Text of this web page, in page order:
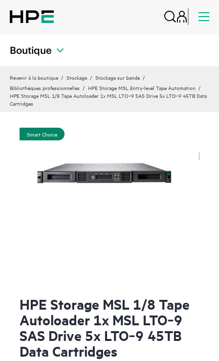
Boutique
Revenir à la boutique Stockage
Stockage sur bande
Bibliothèques professionnelles
HPE Storage MSL Entry-level Tape Automation
HPE Storage MSL 1/8 Tape Autoloader 1x MSL LTO‑9 SAS Drive 5x LTO‑9 45TB Data
Cartridges
Smart Choice
HPE Storage MSL 1/8 Tape
Autoloader 1x MSL LTO‑9
SAS Drive 5x LTO‑9 45TB
Data Cartridges